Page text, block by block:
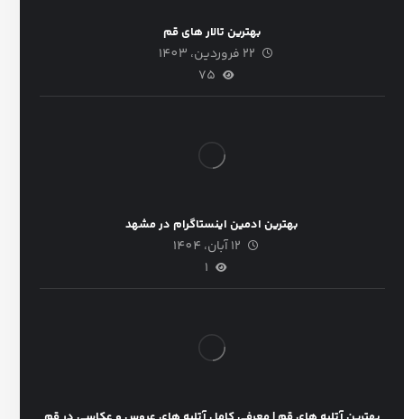
بهترین تالار های قم
22 فروردین، 1403
75
بهترین ادمین اینستاگرام در مشهد
12 آبان، 1404
1